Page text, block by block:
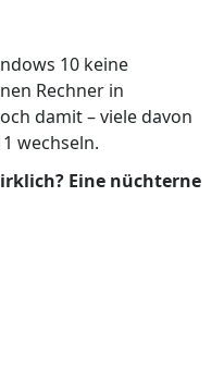
10 keine
Rechner in
damit – viele davon
wechseln.
Eine nüchterne